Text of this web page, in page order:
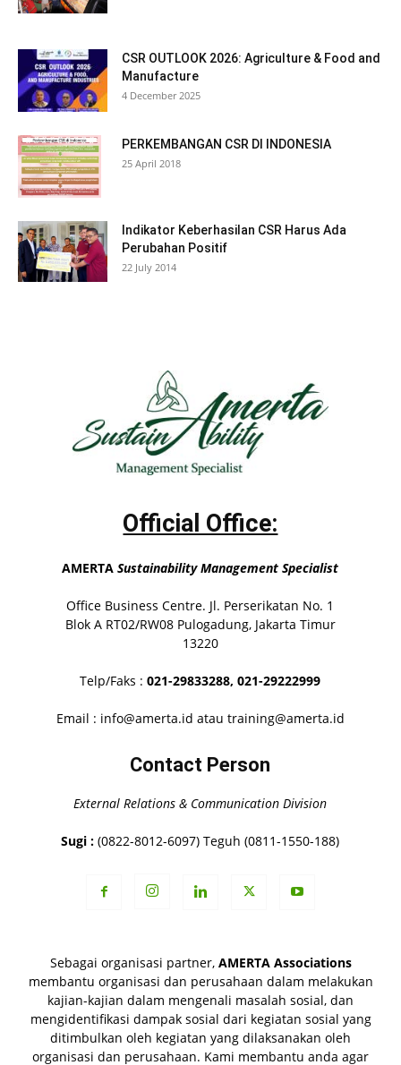
CSR OUTLOOK 2026: Agriculture & Food and
Manufacture
4 December 2025
PERKEMBANGAN CSR DI INDONESIA
25 April 2018
Indikator Keberhasilan CSR Harus Ada
Perubahan Positif
22 July 2014
Official Office:
AMERTASustainability Management Specialist
Office Business Centre. Jl. Perserikatan No. 1
Blok A RT02/RW08 Pulogadung, Jakarta Timur
13220
Telp/Faks :021-29833288,021-29222999
Email : info@amerta.id atau training@amerta.id
Contact Person
External Relations & Communication Division
Sugi : (0822-8012-6097) Teguh (0811-1550-188)
Sebagai organisasi partner, AMERTA Associations
membantu organisasi dan perusahaan dalam melakukan
kajian-kajian dalam mengenali masalah sosial, dan
mengidentifikasi dampak sosial dari kegiatan sosial yang
ditimbulkan oleh kegiatan yang dilaksanakan oleh
organisasi dan perusahaan. Kami membantu anda agar